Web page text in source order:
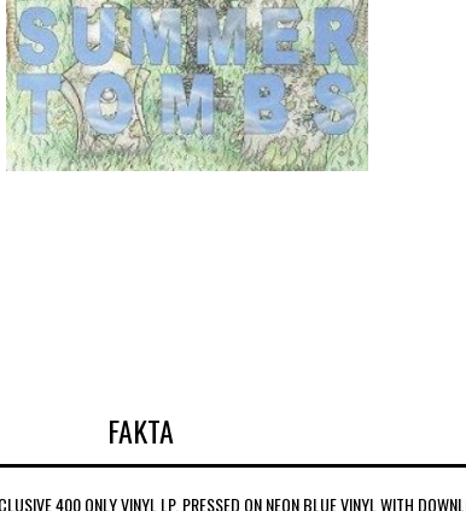
FAKTA
400 ONLY VINYL LP, PRESSED ON NEON BLUE VINYL WITH